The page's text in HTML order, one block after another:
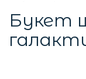
Букет